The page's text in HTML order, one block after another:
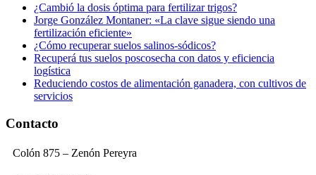
¿Cambió la dosis óptima para fertilizar trigos?
Jorge González Montaner: «La clave sigue siendo una
fertilización eficiente»
¿Cómo recuperar suelos salinos-sódicos?
Recuperá tus suelos poscosecha con datos y eficiencia
logística
Reduciendo costos de alimentación ganadera, con cultivos de
servicios
Contacto
Colón 875 – Zenón Pereyra